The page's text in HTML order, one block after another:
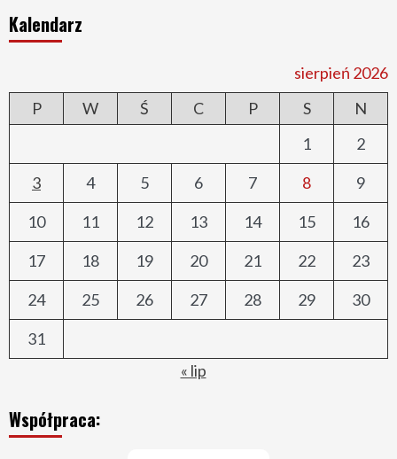
Kalendarz
sierpień 2026
P
W Ś C P S
N
1
2
3
4 5 6 7 8
9
10
11 12 13 14 15
16
17
18 19 20 21 22
23
24
25 26 27 28 29
30
31
« lip
Współpraca: